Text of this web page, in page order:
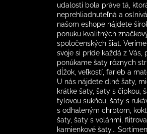
udalosti bola práve tá,
neprehliadnuteľná a
našom eshope nájdete
ponuku kvalitných
spoločenských šiat.
svoje si príde každá z Vás,
ponúkame šaty rôznych
dĺžok, veľkostí, farieb a
U nás nájdete dlhé šaty,
krátke šaty, šaty s čipkou,
tylovou sukňou, šaty s
s odhaleným chrbtom,
šaty, šaty s volánmi,
kamienkové šaty...